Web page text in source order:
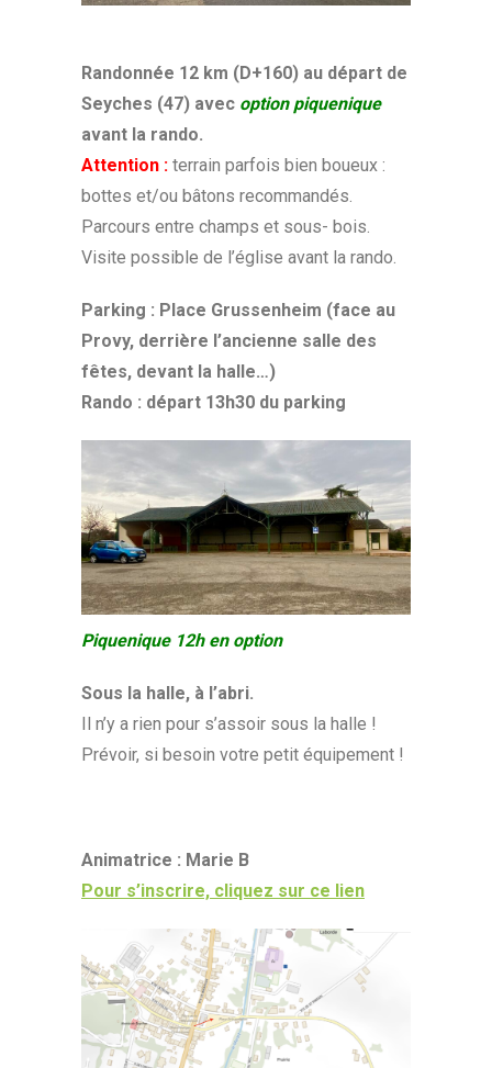
Randonnée 12 km (D+160) au départ de
Seyches (47) avec option piquenique
avant la rando.
Attention : terrain parfois bien boueux :
bottes et/ou bâtons recommandés.
Parcours entre champs et sous- bois.
Visite possible de l’église avant la rando.
Parking : Place Grussenheim (face au
Provy, derrière l’ancienne salle des
fêtes, devant la halle…)
Rando : départ 13h30 du parking
Piquenique 12h en option
Sous la halle, à l’abri.
Il n’y a rien pour s’assoir sous la halle !
Prévoir, si besoin votre petit équipement !
Animatrice : Marie B
Pour s’inscrire, cliquez sur ce lien